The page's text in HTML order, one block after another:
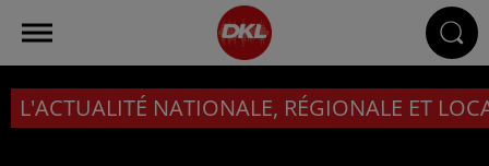
L'ACTUALITÉ NATIONALE, RÉGIONALE ET